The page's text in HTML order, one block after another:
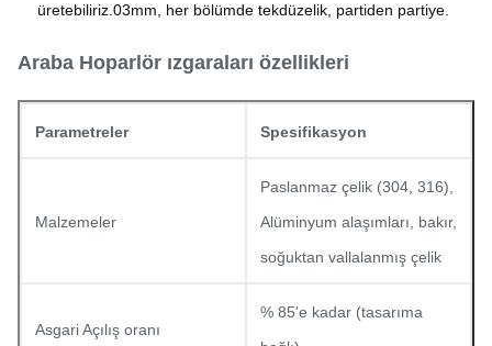
üretebiliriz.03mm, her bölümde tekdüzelik, partiden partiye.
Araba Hoparlör ızgaraları özellikleri
Parametreler Spesifikasyon
Malzemeler
Paslanmaz çelik (304, 316),
Alüminyum alaşımları, bakır,
soğuktan vallalanmış çelik
Asgari Açılış oranı
% 85'e kadar (tasarıma